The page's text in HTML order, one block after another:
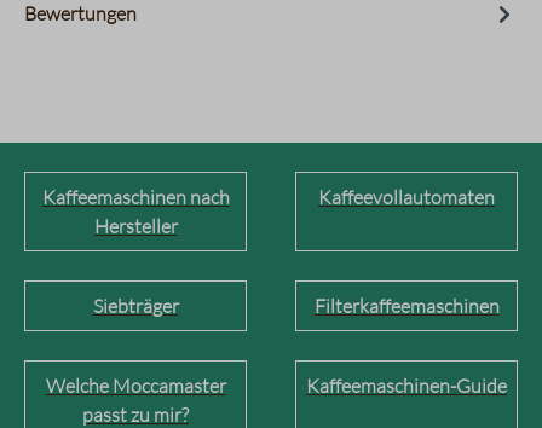
Bewertungen
Kaffeemaschinen nach
Hersteller
Kaffeevollautomaten
Siebträger Filterkaffeemaschinen
Welche Moccamaster
passt zu mir?
Kaffeemaschinen-Guide